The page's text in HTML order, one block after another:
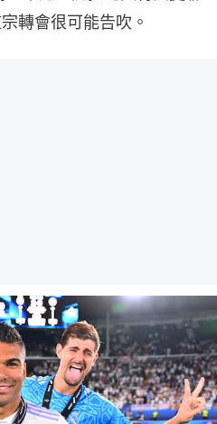
轉會很可能告吹。